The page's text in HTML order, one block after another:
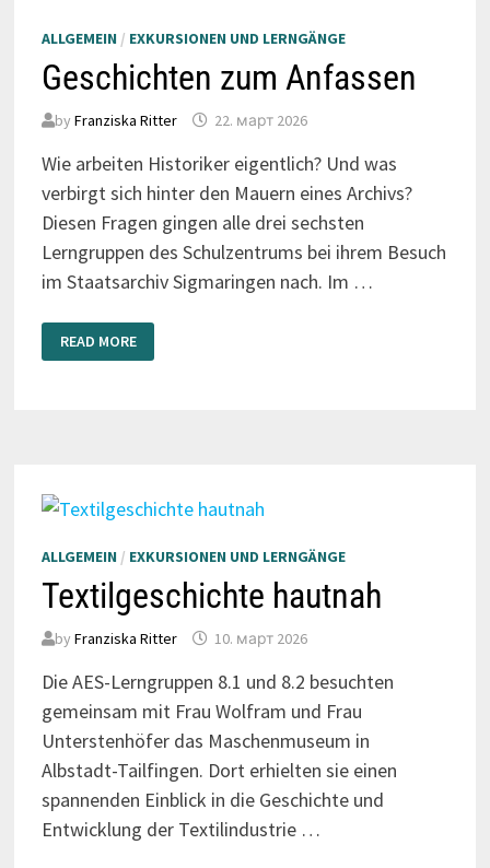
ALLGEMEIN / EXKURSIONEN UND LERNGÄNGE
Geschichten zum Anfassen
by Franziska Ritter 22. март 2026
Wie arbeiten Historiker eigentlich? Und was
verbirgt sich hinter den Mauern eines Archivs?
Diesen Fragen gingen alle drei sechsten
Lerngruppen des Schulzentrums bei ihrem Besuch
im Staatsarchiv Sigmaringen nach. Im …
ZUM
ANFASSEN
READ MORE
ALLGEMEIN / EXKURSIONEN UND LERNGÄNGE
Textilgeschichte hautnah
by Franziska Ritter 10. март 2026
Die AES-Lerngruppen 8.1 und 8.2 besuchten
gemeinsam mit Frau Wolfram und Frau
Unterstenhöfer das Maschenmuseum in
Albstadt-Tailfingen. Dort erhielten sie einen
spannenden Einblick in die Geschichte und
Entwicklung der Textilindustrie …